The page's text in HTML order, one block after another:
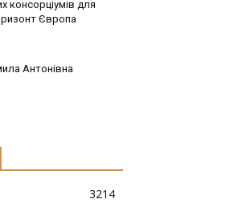
консорціумів для
Європа
Антонівна
3214